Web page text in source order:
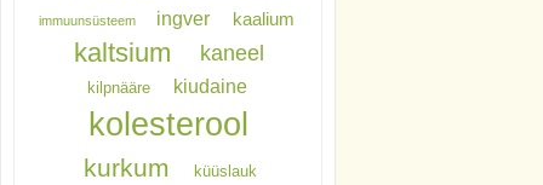
immuunsüsteem ingver kaalium
kaltsium kaneel
kilpnääre kiudaine
kolesterool
kurkum küüslauk